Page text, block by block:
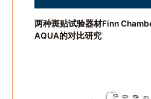
两种斑贴试验器材Finn
AQUA的对比研究